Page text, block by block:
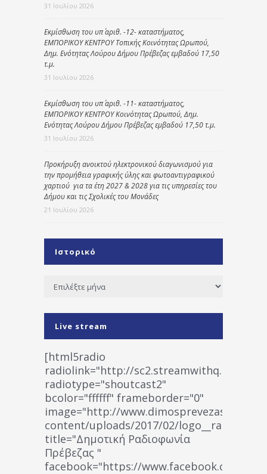
31 Ιουλίου 2026
Εκμίσθωση του υπ΄ αριθ. -12- καταστήματος,
ΕΜΠΟΡΙΚΟΥ ΚΕΝΤΡΟΥ Τοπικής Κοινότητας Ωρωπού,
Δημ. Ενότητας Λούρου Δήμου Πρέβεζας εμβαδού 17,50
τ.μ.
31 Ιουλίου 2026
Εκμίσθωση του υπ΄ αριθ. -11- καταστήματος,
ΕΜΠΟΡΙΚΟΥ ΚΕΝΤΡΟΥ Κοινότητας Ωρωπού, Δημ.
Ενότητας Λούρου Δήμου Πρέβεζας εμβαδού 17,50 τ.μ.
31 Ιουλίου 2026
Προκήρυξη ανοικτού ηλεκτρονικού διαγωνισμού για
την προμήθεια γραφικής ύλης και φωτοαντιγραφικού
χαρτιού για τα έτη 2027 & 2028 για τις υπηρεσίες του
Δήμου και τις Σχολικές του Μονάδες
21 Ιουλίου 2026
Ιστορικό
Ιστορικό
Live stream
[html5radio
radiolink="http://
radiotype="shoutcast2"
bcolor="ffffff" frameborder="0"
image="http://www.dimosprevezas.gr/wp-
content/uploads/2017/02/
title="Δημοτική Ραδιοφωνία
Πρέβεζας "
facebook="https://www.facebook.com/